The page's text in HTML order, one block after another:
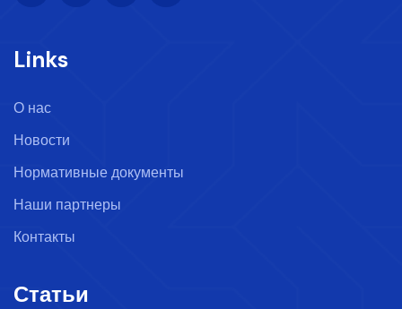
Links
О нас
Новости
Нормативные документы
Наши партнеры
Контакты
Статьи